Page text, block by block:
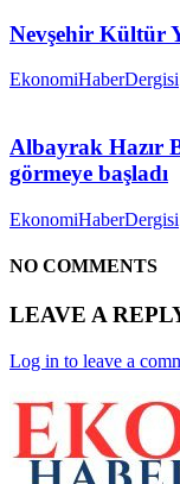
Nevşehir Kültür
EkonomiHaberDergisi
Albayrak Hazır
görmeye başladı
EkonomiHaberDergisi
NO COMMENTS
LEAVE A
Log in to leave a